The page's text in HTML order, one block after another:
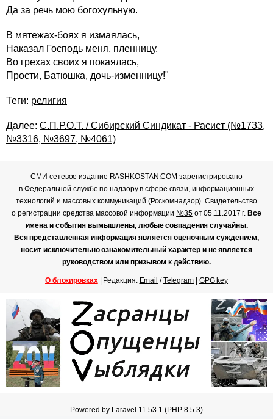
Да за речь мою богохульную.
В мятежах-боях я измаялась,
Наказал Господь меня, пленницу,
Во грехах своих я покаялась,
Прости, Батюшка, дочь-изменницу!"
Теги: религия
Далее: С.П.Р.О.Т. / Сибирский Синдикат - Расист (№1733,
№3316, №3697, №4061)
СМИ сетевое издание RASHKOSTAN.COMзарегистрировано
в Федеральной службе по надзору в сфере связи, информационных
технологий и массовых коммуникаций (Роскомнадзор). Свидетельство
о регистрации средства массовой информации №35от 05.11.2017 г. Все
имена и события вымышлены, любые совпадения случайны.
Вся представленная информация является оценочным суждением,
носит исключительно ознакомительный характер и не является
руководством или призывом к действию.
О блокировках| Редакция: Email /Telegram| GPG key
Powered by Laravel 11.53.1 (PHP 8.5.3)